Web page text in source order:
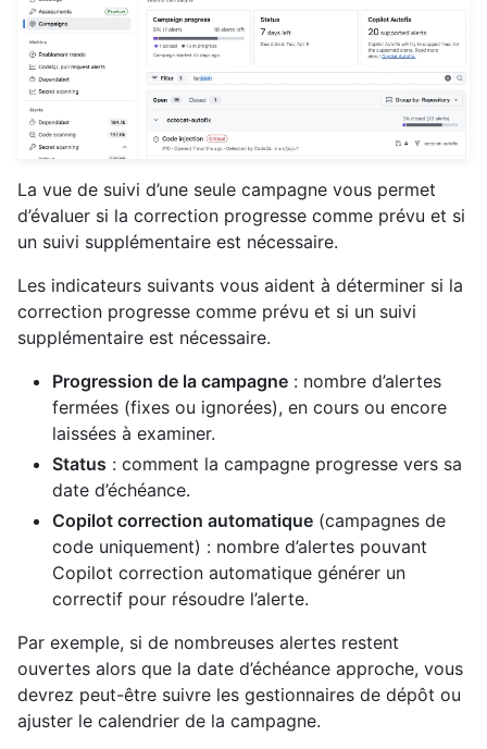
La vue de suivi d’une seule campagne vous permet
d’évaluer si la correction progresse comme prévu et si
un suivi supplémentaire est nécessaire.
Les indicateurs suivants vous aident à déterminer si la
correction progresse comme prévu et si un suivi
supplémentaire est nécessaire.
Progression de la campagne : nombre d’alertes
fermées (fixes ou ignorées), en cours ou encore
laissées à examiner.
Status : comment la campagne progresse vers sa
date d’échéance.
Copilot correction automatique (campagnes de
code uniquement) : nombre d’alertes pouvant
Copilot correction automatique générer un
correctif pour résoudre l’alerte.
Par exemple, si de nombreuses alertes restent
ouvertes alors que la date d’échéance approche, vous
devrez peut-être suivre les gestionnaires de dépôt ou
ajuster le calendrier de la campagne.